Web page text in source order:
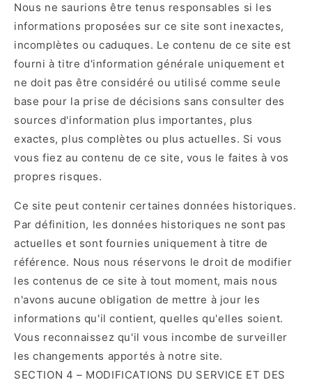
Nous ne saurions être tenus responsables si les
informations proposées sur ce site sont inexactes,
incomplètes ou caduques. Le contenu de ce site est
fourni à titre d'information générale uniquement et
ne doit pas être considéré ou utilisé comme seule
base pour la prise de décisions sans consulter des
sources d'information plus importantes, plus
exactes, plus complètes ou plus actuelles. Si vous
vous fiez au contenu de ce site, vous le faites à vos
propres risques.
Ce site peut contenir certaines données historiques.
Par définition, les données historiques ne sont pas
actuelles et sont fournies uniquement à titre de
référence. Nous nous réservons le droit de modifier
les contenus de ce site à tout moment, mais nous
n'avons aucune obligation de mettre à jour les
informations qu'il contient, quelles qu'elles soient.
Vous reconnaissez qu'il vous incombe de surveiller
les changements apportés à notre site.
SECTION 4 – MODIFICATIONS DU SERVICE ET DES